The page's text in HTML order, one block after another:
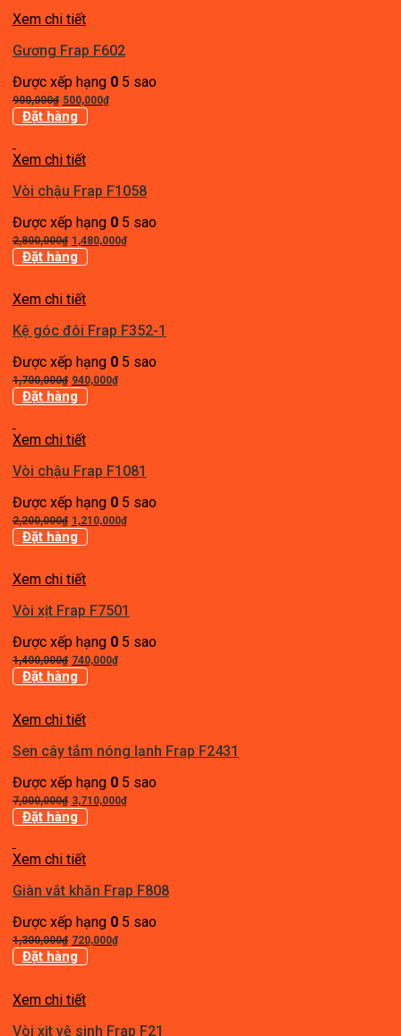
Xem chi tiết
Gương Frap F602
Được xếp hạng 05 sao
900,000₫ Giá
gốc
900,000₫.
500,000₫Giá
Đặt hàng
Xem chi tiết
Vòi chậu Frap F1058
Được xếp hạng 05 sao
2,800,000₫ Giá
gốc
2,800,000₫.
1,480,000₫Giá
Đặt hàng
Xem chi tiết
Kệ góc đôi Frap F352-1
Được xếp hạng 05 sao
1,700,000₫ Giá
gốc
1,700,000₫.
940,000₫Giá
Đặt hàng
Xem chi tiết
Vòi chậu Frap F1081
Được xếp hạng 05 sao
2,200,000₫ Giá
gốc
2,200,000₫.
1,210,000₫Giá
Đặt hàng
Xem chi tiết
Vòi xịt Frap F7501
Được xếp hạng 05 sao
1,400,000₫ Giá
gốc
1,400,000₫.
740,000₫Giá
Đặt hàng
Xem chi tiết
Sen cây tắm nóng lạnh Frap F2431
Được xếp hạng 05 sao
7,000,000₫ Giá
gốc
7,000,000₫.
3,710,000₫Giá
Đặt hàng
Xem chi tiết
Giàn vắt khăn Frap F808
Được xếp hạng 05 sao
1,300,000₫ Giá
gốc
1,300,000₫.
720,000₫Giá
Đặt hàng
Xem chi tiết
Vòi xịt vệ sinh Frap F21